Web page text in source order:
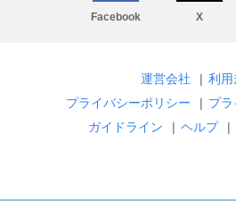
Facebook X
運営会社 | 利用
プライバシーポリシー
| プ
ガイドライン
| ヘルプ |